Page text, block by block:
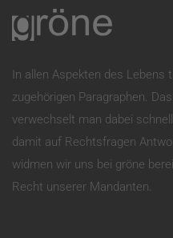
In allen Aspekten des
zugehörigen Paragraphen.
verwechselt man dabei
damit auf Rechtsfragen
widmen wir uns bei gröne
Recht unserer Mandanten.